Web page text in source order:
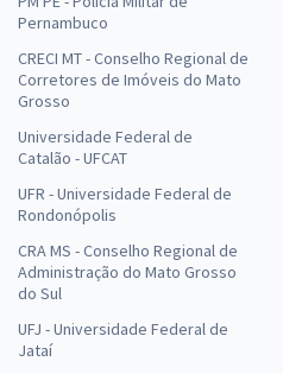
Pernambuco
CRECI MT - Conselho Regional de
Corretores de Imóveis do Mato
Grosso
Universidade Federal de
Catalão - UFCAT
UFR - Universidade Federal de
Rondonópolis
CRA MS - Conselho Regional de
Administração do Mato Grosso
do Sul
UFJ - Universidade Federal de
Jataí